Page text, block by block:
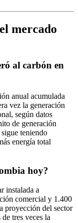
mercado
al carbón en
anual acumulada
vez la generación
según datos
de generación
teniendo
energía total
hoy?
instalada a
comercial y 1.400
proyección del sector
tres veces la